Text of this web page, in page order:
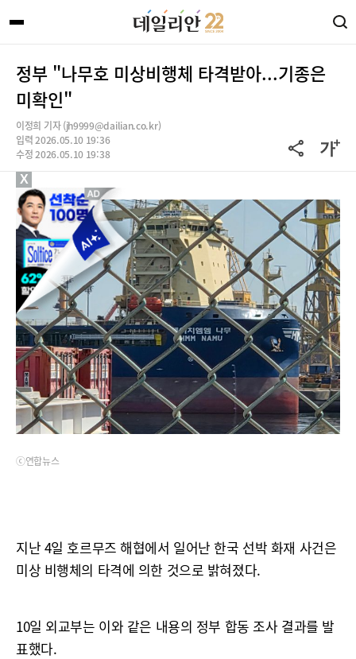
정부 "나무호 미상비행체 타격받아...기종은
미확인"
이정희 기자 (jh9999@dailian.co.kr)
입력 2026.05.10 19:36
수정 2026.05.10 19:38
ⓒ연합뉴스
지난 4일 호르무즈 해협에서 일어난 한국 선박 화재 사건은
미상 비행체의 타격에 의한 것으로 밝혀졌다.
10일 외교부는 이와 같은 내용의 정부 합동 조사 결과를 발
표했다.
X